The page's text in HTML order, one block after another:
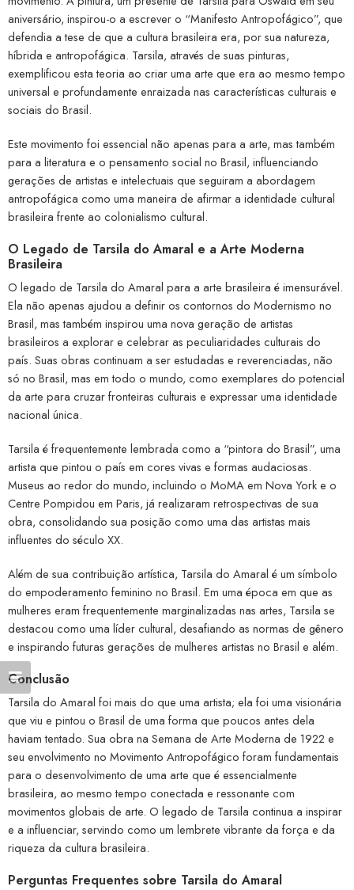
aniversário, inspirou-o a escrever o “Manifesto Antropofágico”, que
defendia a tese de que a cultura brasileira era, por sua natureza,
híbrida e antropofágica. Tarsila, através de suas pinturas,
exemplificou esta teoria ao criar uma arte que era ao mesmo tempo
universal e profundamente enraizada nas características culturais e
sociais do Brasil.
Este movimento foi essencial não apenas para a arte, mas também
para a literatura e o pensamento social no Brasil, influenciando
gerações de artistas e intelectuais que seguiram a abordagem
antropofágica como uma maneira de afirmar a identidade cultural
brasileira frente ao colonialismo cultural.
O Legado de Tarsila do Amaral e a Arte Moderna
Brasileira
O legado de Tarsila do Amaral para a arte brasileira é imensurável.
Ela não apenas ajudou a definir os contornos do Modernismo no
Brasil, mas também inspirou uma nova geração de artistas
brasileiros a explorar e celebrar as peculiaridades culturais do
país. Suas obras continuam a ser estudadas e reverenciadas, não
só no Brasil, mas em todo o mundo, como exemplares do potencial
da arte para cruzar fronteiras culturais e expressar uma identidade
nacional única.
Tarsila é frequentemente lembrada como a “pintora do Brasil”, uma
artista que pintou o país em cores vivas e formas audaciosas.
Museus ao redor do mundo, incluindo o MoMA em Nova York e o
Centre Pompidou em Paris, já realizaram retrospectivas de sua
obra, consolidando sua posição como uma das artistas mais
influentes do século XX.
Além de sua contribuição artística, Tarsila do Amaral é um símbolo
do empoderamento feminino no Brasil. Em uma época em que as
mulheres eram frequentemente marginalizadas nas artes, Tarsila se
destacou como uma líder cultural, desafiando as normas de gênero
e inspirando futuras gerações de mulheres artistas no Brasil e além.
Conclusão
Tarsila do Amaral foi mais do que uma artista; ela foi uma visionária
que viu e pintou o Brasil de uma forma que poucos antes dela
haviam tentado. Sua obra na Semana de Arte Moderna de 1922 e
seu envolvimento no Movimento Antropofágico foram fundamentais
para o desenvolvimento de uma arte que é essencialmente
brasileira, ao mesmo tempo conectada e ressonante com
movimentos globais de arte. O legado de Tarsila continua a inspirar
e a influenciar, servindo como um lembrete vibrante da força e da
riqueza da cultura brasileira.
Perguntas Frequentes sobre Tarsila do Amaral